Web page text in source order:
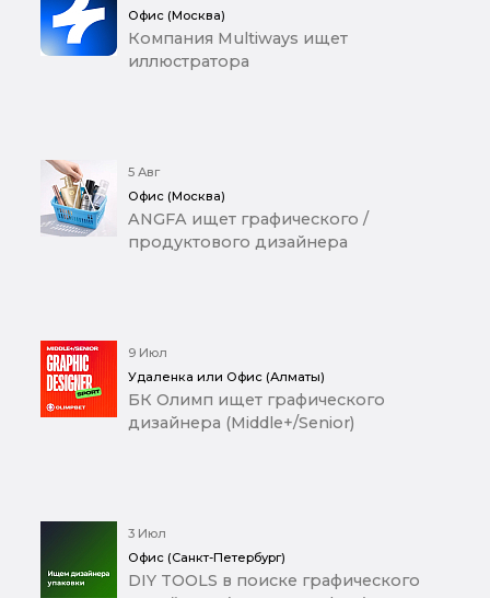
Офис (Москва)
Компания Multiways ищет
иллюстратора
5 Авг
Офис (Москва)
ANGFA ищет графического /
продуктового дизайнера
9 Июл
Удаленка или Офис (Алматы)
БК Олимп ищет графического
дизайнера (Middle+/Senior)
3 Июл
Офис (Санкт-Петербург)
DIY TOOLS в поиске графического